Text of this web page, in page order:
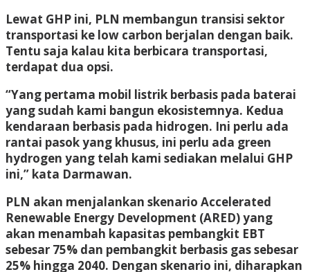
Lewat GHP ini, PLN membangun transisi sektor
transportasi ke low carbon berjalan dengan baik.
Tentu saja kalau kita berbicara transportasi,
terdapat dua opsi.
“Yang pertama mobil listrik berbasis pada baterai
yang sudah kami bangun ekosistemnya. Kedua
kendaraan berbasis pada hidrogen. Ini perlu ada
rantai pasok yang khusus, ini perlu ada green
hydrogen yang telah kami sediakan melalui GHP
ini,” kata Darmawan.
PLN akan menjalankan skenario Accelerated
Renewable Energy Development (ARED) yang
akan menambah kapasitas pembangkit EBT
sebesar 75% dan pembangkit berbasis gas sebesar
25% hingga 2040. Dengan skenario ini, diharapkan